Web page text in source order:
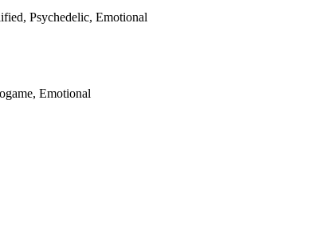
Psychedelic, Emotional
Emotional